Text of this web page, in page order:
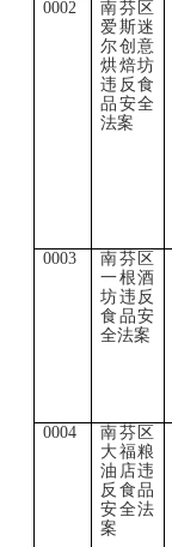
0002
南芬区
爱斯迷
尔创意
烘焙坊
违反食
品安全
法案
0003
南芬区
一根酒
坊违反
食品安
全法案
0004
南芬区
大福粮
油店违
反食品
安全法
案